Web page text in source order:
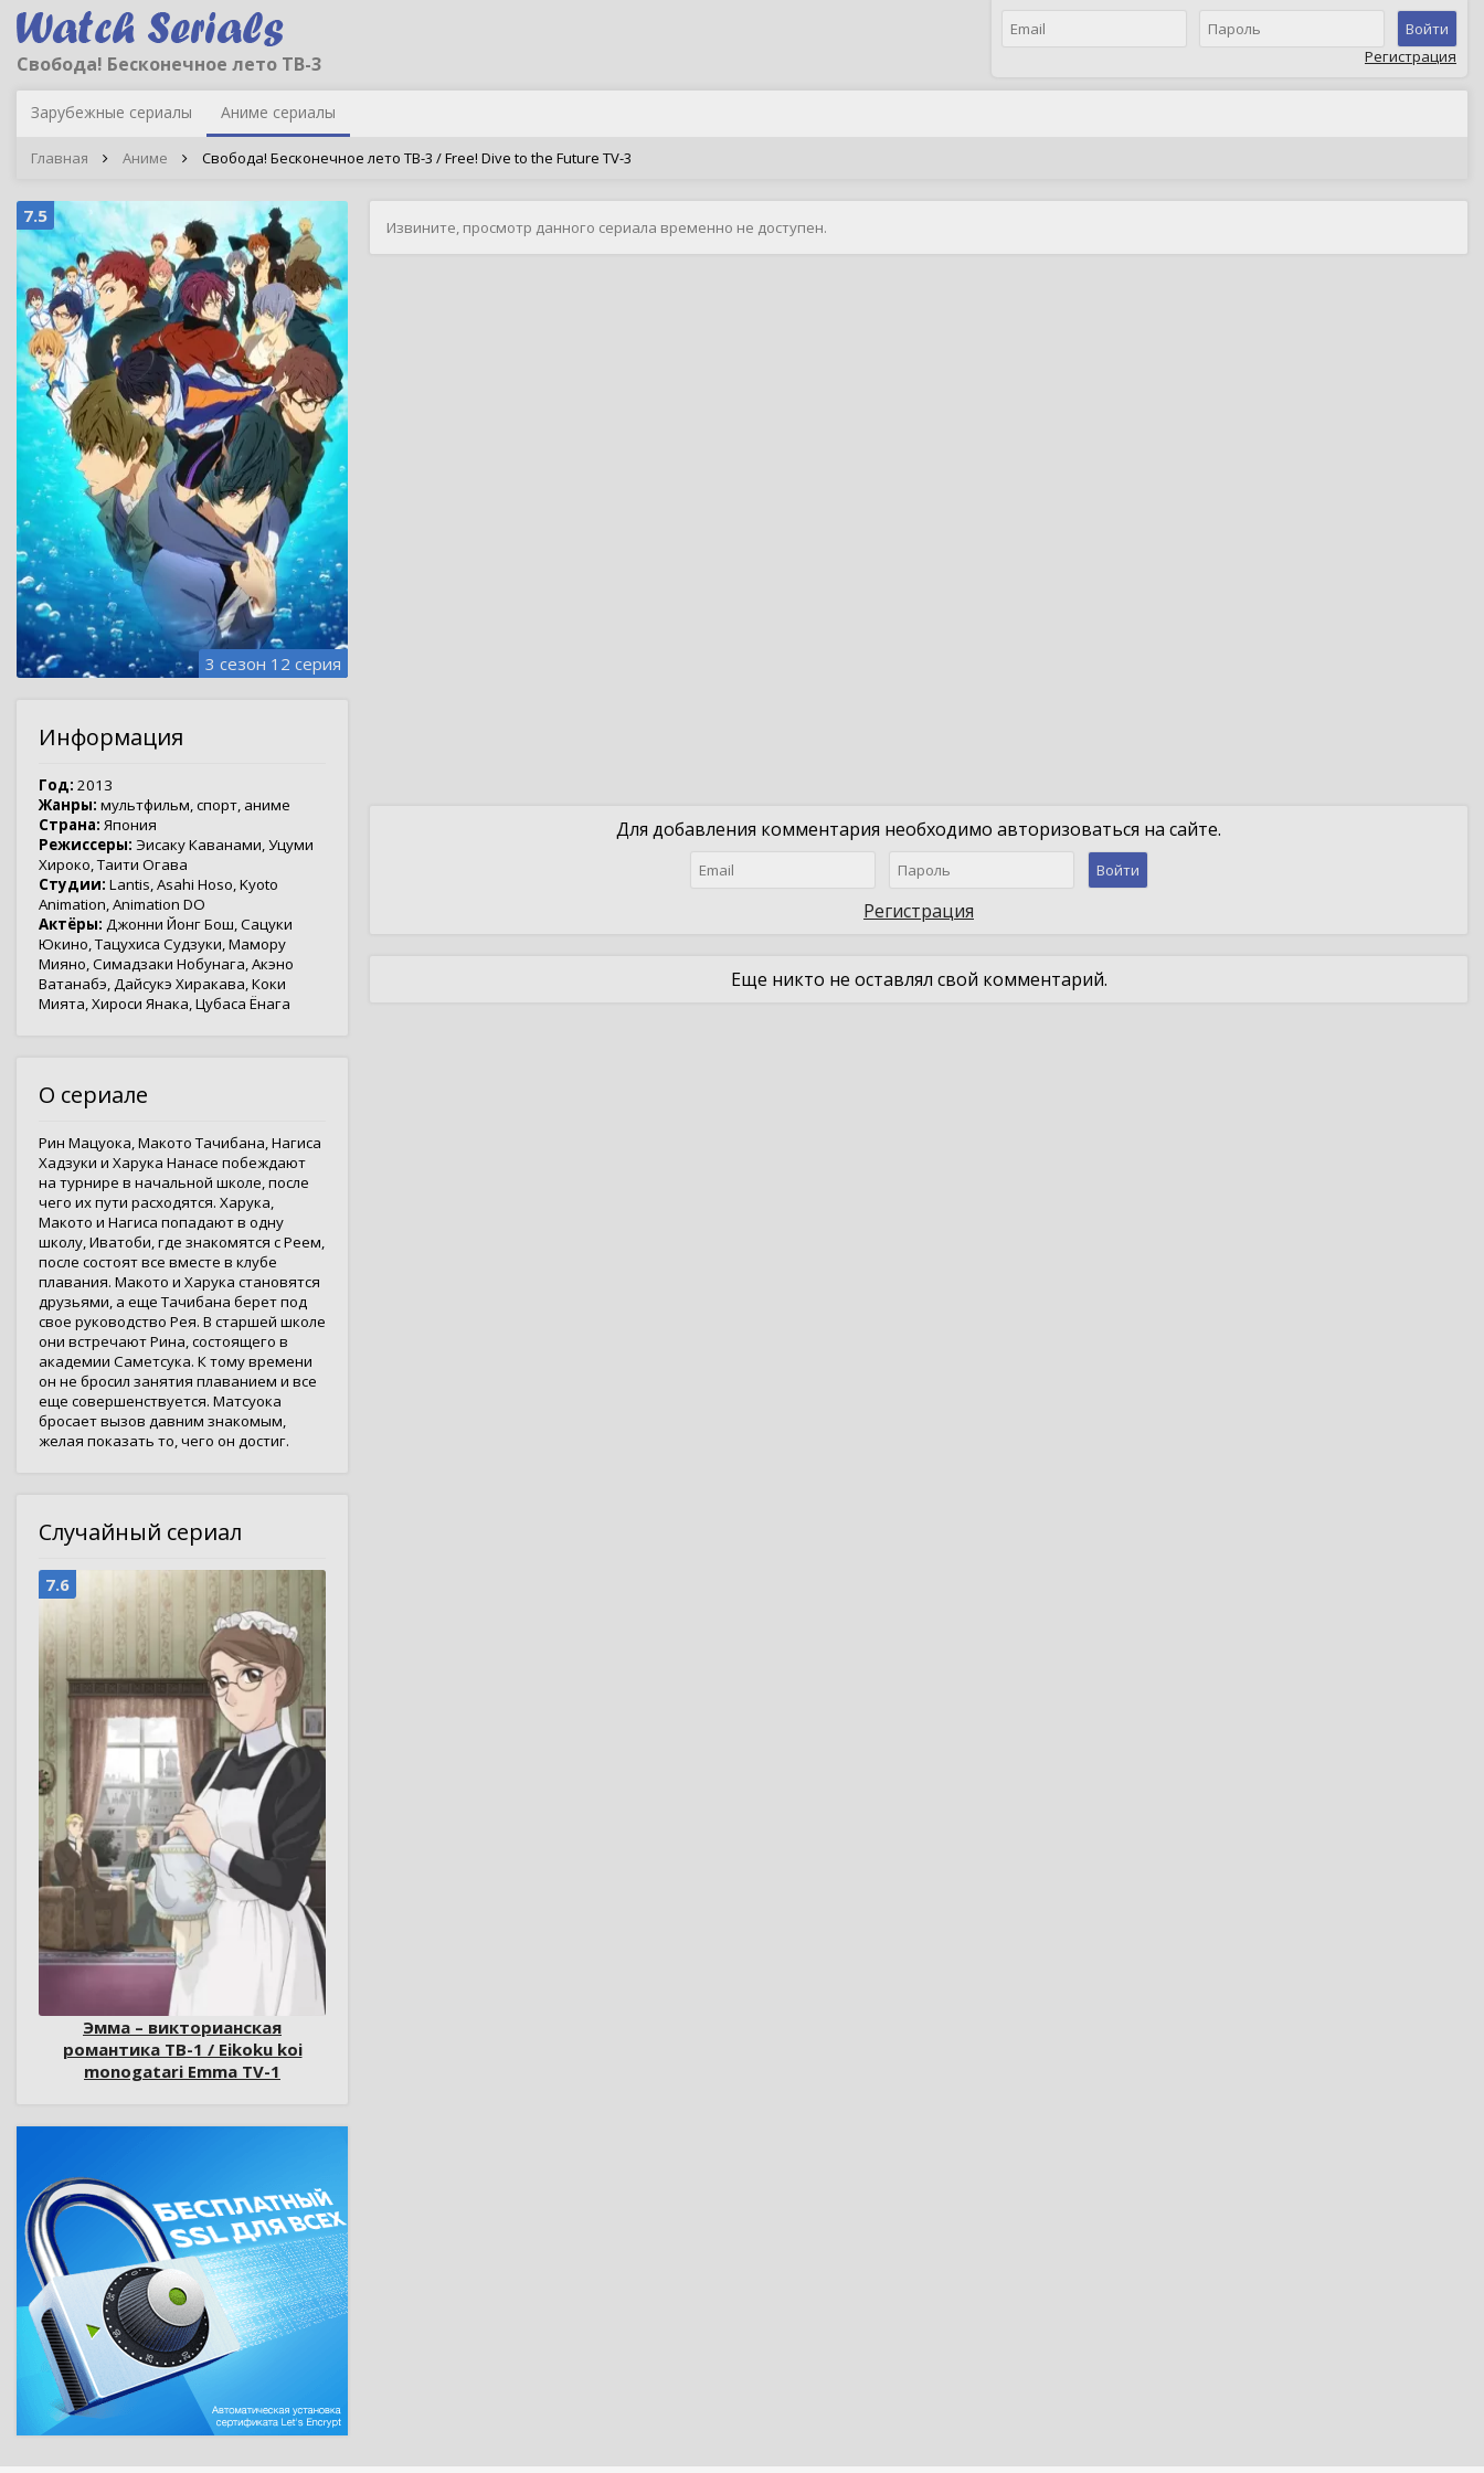
Свобода! Бесконечное лето ТВ-3
Войти
Регистрация
Зарубежные сериалы Аниме сериалы
Главная Аниме Свобода! Бесконечное лето ТВ-3 / Free! Dive to the Future TV-3
7.5
3 сезон 12 серия
Информация
Год: 2013
Жанры: мультфильм,спорт, аниме
Страна: Япония
Режиссеры: Эисаку Каванами,Уцуми
Хироко,Таити Огава
Студии: Lantis,Asahi Hoso,Kyoto
Animation,Animation DO
Актёры: Джонни Йонг Бош,Сацуки
Юкино,Тацухиса Судзуки,Мамору
Мияно,Симадзаки Нобунага,Акэно
Ватанабэ,Дайсукэ Хиракава,Коки
Мията,Хироси Янака,Цубаса Ёнага
О сериале
Рин Мацуока, Макото Тачибана, Нагиса
Хадзуки и Харука Нанасе побеждают
на турнире в начальной школе, после
чего их пути расходятся. Харука,
Макото и Нагиса попадают в одну
школу, Иватоби, где знакомятся с Реем,
после состоят все вместе в клубе
плавания. Макото и Харука становятся
друзьями, а еще Тачибана берет под
свое руководство Рея. В старшей школе
они встречают Рина, состоящего в
академии Саметсука. К тому времени
он не бросил занятия плаванием и все
еще совершенствуется. Матсуока
бросает вызов давним знакомым,
желая показать то, чего он достиг.
Случайный сериал
7.6
Эмма – викторианская
романтика ТВ-1 / Eikoku koi
monogatari Emma TV-1
Извините, просмотр данного сериала временно не доступен.
Для добавления комментария необходимо авторизоваться на сайте.
Войти
Регистрация
Еще никто не оставлял свой комментарий.